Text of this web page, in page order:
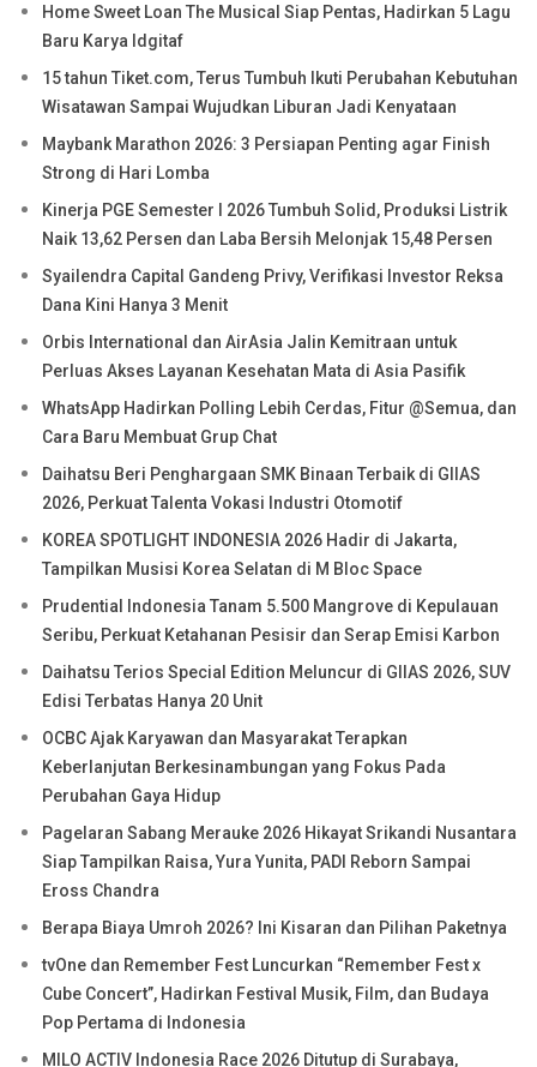
Home Sweet Loan The Musical Siap Pentas, Hadirkan 5 Lagu
Baru Karya Idgitaf
15 tahun Tiket.com, Terus Tumbuh Ikuti Perubahan Kebutuhan
Wisatawan Sampai Wujudkan Liburan Jadi Kenyataan
Maybank Marathon 2026: 3 Persiapan Penting agar Finish
Strong di Hari Lomba
Kinerja PGE Semester I 2026 Tumbuh Solid, Produksi Listrik
Naik 13,62 Persen dan Laba Bersih Melonjak 15,48 Persen
Syailendra Capital Gandeng Privy, Verifikasi Investor Reksa
Dana Kini Hanya 3 Menit
Orbis International dan AirAsia Jalin Kemitraan untuk
Perluas Akses Layanan Kesehatan Mata di Asia Pasifik
WhatsApp Hadirkan Polling Lebih Cerdas, Fitur @Semua, dan
Cara Baru Membuat Grup Chat
Daihatsu Beri Penghargaan SMK Binaan Terbaik di GIIAS
2026, Perkuat Talenta Vokasi Industri Otomotif
KOREA SPOTLIGHT INDONESIA 2026 Hadir di Jakarta,
Tampilkan Musisi Korea Selatan di M Bloc Space
Prudential Indonesia Tanam 5.500 Mangrove di Kepulauan
Seribu, Perkuat Ketahanan Pesisir dan Serap Emisi Karbon
Daihatsu Terios Special Edition Meluncur di GIIAS 2026, SUV
Edisi Terbatas Hanya 20 Unit
OCBC Ajak Karyawan dan Masyarakat Terapkan
Keberlanjutan Berkesinambungan yang Fokus Pada
Perubahan Gaya Hidup
Pagelaran Sabang Merauke 2026 Hikayat Srikandi Nusantara
Siap Tampilkan Raisa, Yura Yunita, PADI Reborn Sampai
Eross Chandra
Berapa Biaya Umroh 2026? Ini Kisaran dan Pilihan Paketnya
tvOne dan Remember Fest Luncurkan “Remember Fest x
Cube Concert”, Hadirkan Festival Musik, Film, dan Budaya
Pop Pertama di Indonesia
MILO ACTIV Indonesia Race 2026 Ditutup di Surabaya,